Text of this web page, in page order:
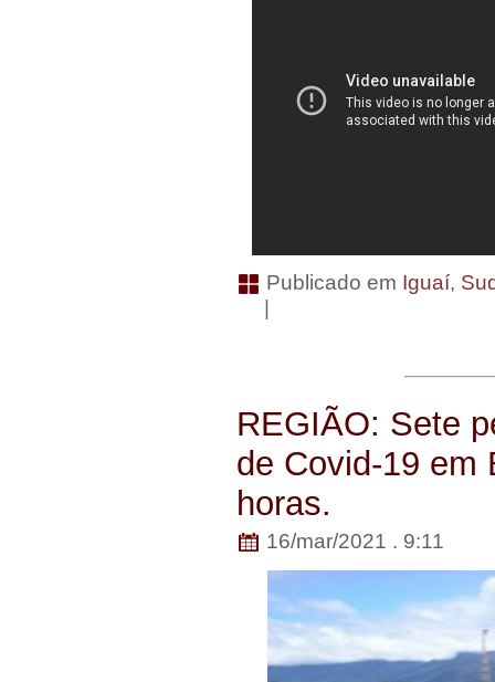
Publicado em Iguaí,
|
REGIÃO: Sete
de Covid-19 em
horas.
16/mar/2021 . 9:11